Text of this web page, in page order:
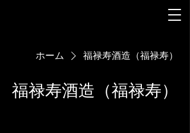
ホーム 福禄寿酒造（福禄寿）
福禄寿酒造（福禄寿）